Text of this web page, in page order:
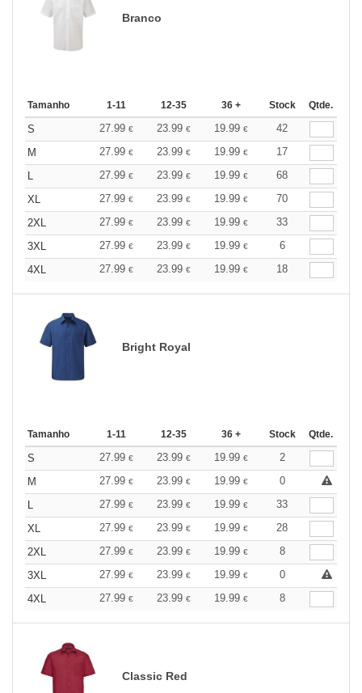
Branco
Tamanho 1-11 12-35 36 + Stock Qtde.
S 27.99 € 23.99 € 19.99 €
42
M
27.99 € 23.99 € 19.99 €
17
L
27.99 € 23.99 € 19.99 €
68
XL
27.99 € 23.99 € 19.99 €
70
2XL
27.99 € 23.99 € 19.99 €
33
3XL
27.99 € 23.99 € 19.99 €
6
4XL
27.99 € 23.99 € 19.99 € 18
Bright Royal
Tamanho 1-11 12-35 36 + Stock Qtde.
S 27.99 € 23.99 € 19.99 €
2
M
27.99 € 23.99 € 19.99 €
0
L
27.99 € 23.99 € 19.99 €
33
XL
27.99 € 23.99 € 19.99 €
28
2XL
27.99 € 23.99 € 19.99 €
8
3XL
27.99 € 23.99 € 19.99 €
0
4XL
27.99 € 23.99 € 19.99 € 8
Classic Red